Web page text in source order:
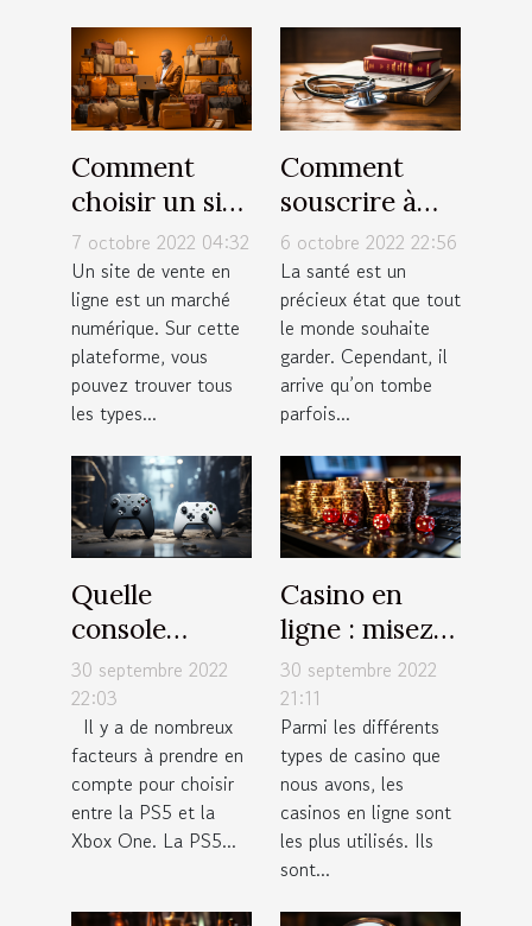
Comment
choisir un site
de vente en
ligne ?
7 octobre 2022 04:32
Un site de vente en
ligne est un marché
numérique. Sur cette
plateforme, vous
pouvez trouver tous
les types...
Comment
souscrire à
une bonne
assurance
santé ?
6 octobre 2022 22:56
La santé est un
précieux état que tout
le monde souhaite
garder. Cependant, il
arrive qu’on tombe
parfois...
Quelle
console
choisir entre
la PS5 et la
Xbox One ?
30 septembre 2022
22:03
Il y a de nombreux
facteurs à prendre en
compte pour choisir
entre la PS5 et la
Xbox One. La PS5...
Casino en
ligne : misez
de petites
sommes
d’argent à
chaque fois
30 septembre 2022
21:11
Parmi les différents
types de casino que
nous avons, les
casinos en ligne sont
les plus utilisés. Ils
sont...